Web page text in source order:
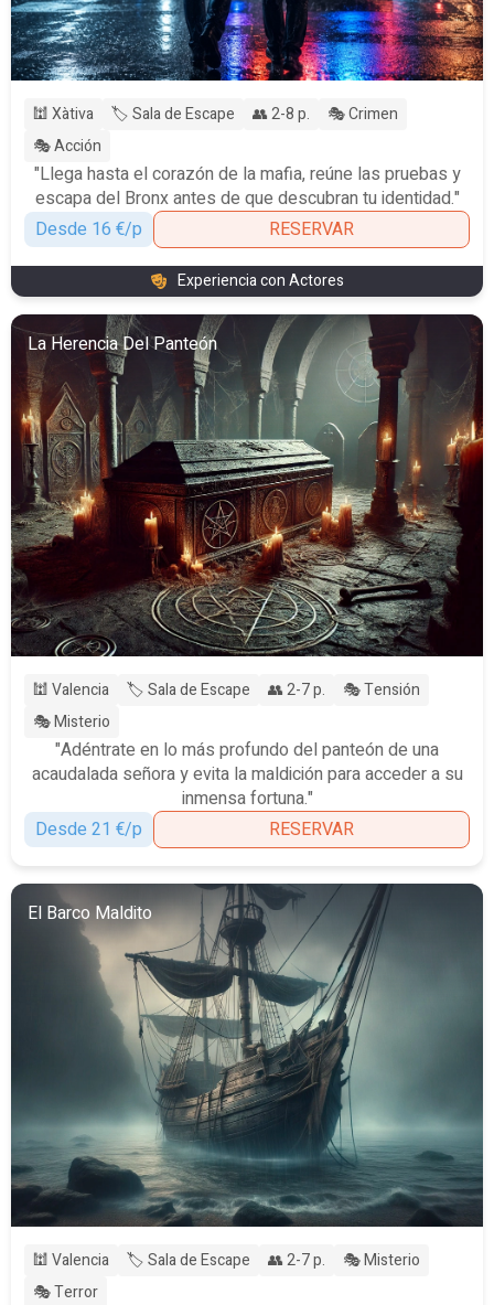
🕍 Xàtiva 🏷️ Sala de Escape 👥 2-8 p.
🎭 Crimen
🎭 Acción
"Llega hasta el corazón de la mafia, reúne las pruebas y
escapa del Bronx antes de que descubran tu identidad."
Desde 16 €/p
RESERVAR
Experiencia con Actores
La Herencia Del Panteón
🕍 Valencia 🏷️ Sala de Escape 👥 2-7 p.
🎭 Tensión
🎭 Misterio
"Adéntrate en lo más profundo del panteón de una
acaudalada señora y evita la maldición para acceder a su
inmensa fortuna."
Desde 21 €/p
RESERVAR
El Barco Maldito
🕍 Valencia 🏷️ Sala de Escape 👥 2-7 p.
🎭 Misterio
🎭 Terror